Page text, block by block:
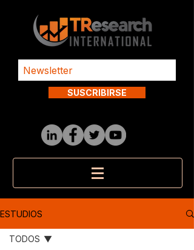
SUSCRIBIRSE
ESTUDIOS
TODOS